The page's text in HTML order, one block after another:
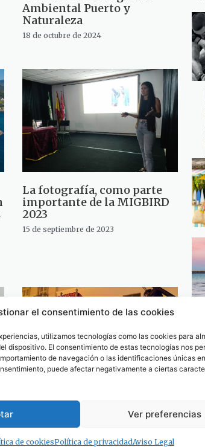
el consentimiento de las cookies
utilizamos tecnologías como las cookies para
dispositivo. El consentimiento de estas tecnologías nos
de navegación o las identificaciones únicas
puede afectar negativamente a ciertas
Ver preferencias
de cookiesPolítica de privacidadAviso Legal
Ambiental Puerto y
Naturaleza
18 de octubre de 2024
La fotografía, como parte
importante de la MIGBIRD
2023
15 de septiembre de 2023
La II edición del concurso
nacional de fotografía
sobre Semana Santa de
INFOCUS crea una